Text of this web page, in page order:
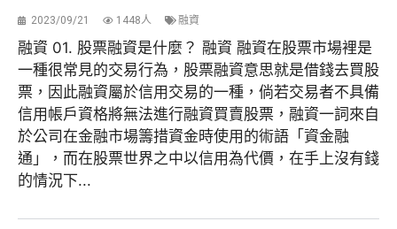
2023/09/21 1448人 融資
融資 01. 股票融資是什麼？ 融資 融資在股票市場裡是
一種很常見的交易行為，股票融資意思就是借錢去買股
票，因此融資屬於信用交易的一種，倘若交易者不具備
信用帳戶資格將無法進行融資買賣股票，融資一詞來自
於公司在金融市場籌措資金時使用的術語「資金融
通」，而在股票世界之中以信用為代價，在手上沒有錢
的情況下...